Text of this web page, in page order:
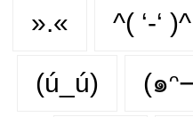
».« ^( ‘-‘ )^
(ú_ú) (๑